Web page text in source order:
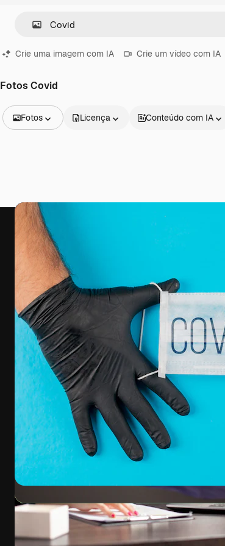
Crie uma imagem com IA Crie um vídeo com IA
Fotos Covid
Fotos
Vídeos
Clipes de vídeo
Animações
Modelos de vídeos
Ícones
Modelos 3D
Fontes
Licença Conteúdo com IA
A plataforma criativa para você direcionar
seu melhor trabalho. Mais de 1 milhão de
assinantes entre criativos, empresas,
agências e estúdios.
Português
Copyright © 2010-2026Freepik Company S.L.U.